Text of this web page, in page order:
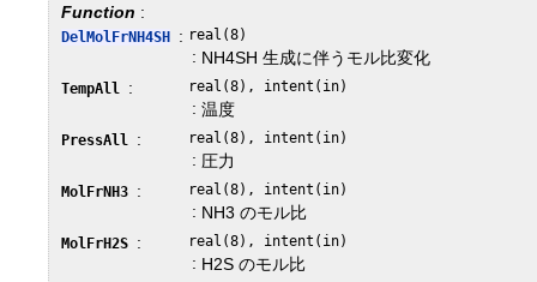
Function :
DelMolFrNH4SH : real(8)
: NH4SH 生成に伴うモル比変化
TempAll : real(8), intent(in)
: 温度
PressAll : real(8), intent(in)
: 圧力
MolFrNH3 : real(8), intent(in)
: NH3 のモル比
MolFrH2S : real(8), intent(in)
: H2S のモル比